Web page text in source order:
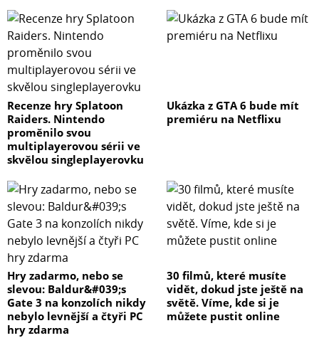
Recenze hry Splatoon
Raiders. Nintendo
proměnilo svou
multiplayerovou sérii ve
skvělou singleplayerovku
Ukázka z GTA 6 bude mít
premiéru na Netflixu
Hry zadarmo, nebo se
slevou: Baldur&#039;s
Gate 3 na konzolích nikdy
nebylo levnější a čtyři PC
hry zdarma
30 filmů, které musíte
vidět, dokud jste ještě na
světě. Víme, kde si je
můžete pustit online